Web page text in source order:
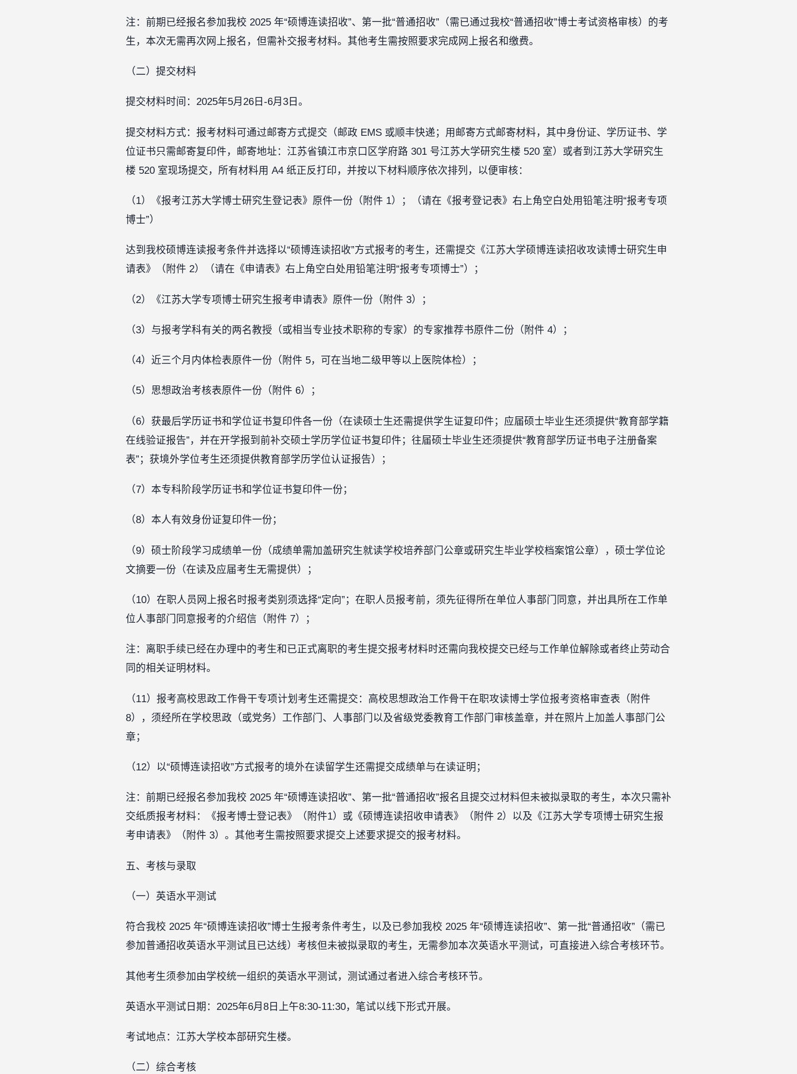
注：前期已经报名参加我校 2025 年“硕博连读招收”、第一批“普通招收”（需已通过我校“普通招收”博士考试资格审核）的考
生，本次无需再次网上报名，但需补交报考材料。其他考生需按照要求完成网上报名和缴费。
（二）提交材料
提交材料时间：2025年5月26日-6月3日。
提交材料方式：报考材料可通过邮寄方式提交（邮政 EMS 或顺丰快递；用邮寄方式邮寄材料，其中身份证、学历证书、学
位证书只需邮寄复印件，邮寄地址：江苏省镇江市京口区学府路 301 号江苏大学研究生楼 520 室）或者到江苏大学研究生
楼 520 室现场提交，所有材料用 A4 纸正反打印，并按以下材料顺序依次排列，以便审核：
（1）《报考江苏大学博士研究生登记表》原件一份（附件 1）；（请在《报考登记表》右上角空白处用铅笔注明“报考专项
博士”）
达到我校硕博连读报考条件并选择以“硕博连读招收”方式报考的考生，还需提交《江苏大学硕博连读招收攻读博士研究生申
请表》（附件 2）（请在《申请表》右上角空白处用铅笔注明“报考专项博士”）；
（2）《江苏大学专项博士研究生报考申请表》原件一份（附件 3）；
（3）与报考学科有关的两名教授（或相当专业技术职称的专家）的专家推荐书原件二份（附件 4）；
（4）近三个月内体检表原件一份（附件 5，可在当地二级甲等以上医院体检）；
（5）思想政治考核表原件一份（附件 6）；
（6）获最后学历证书和学位证书复印件各一份（在读硕士生还需提供学生证复印件；应届硕士毕业生还须提供“教育部学籍
在线验证报告”，并在开学报到前补交硕士学历学位证书复印件；往届硕士毕业生还须提供“教育部学历证书电子注册备案
表”；获境外学位考生还须提供教育部学历学位认证报告）；
（7）本专科阶段学历证书和学位证书复印件一份；
（8）本人有效身份证复印件一份；
（9）硕士阶段学习成绩单一份（成绩单需加盖研究生就读学校培养部门公章或研究生毕业学校档案馆公章），硕士学位论
文摘要一份（在读及应届考生无需提供）；
（10）在职人员网上报名时报考类别须选择“定向”；在职人员报考前，须先征得所在单位人事部门同意，并出具所在工作单
位人事部门同意报考的介绍信（附件 7）；
注：离职手续已经在办理中的考生和已正式离职的考生提交报考材料时还需向我校提交已经与工作单位解除或者终止劳动合
同的相关证明材料。
（11）报考高校思政工作骨干专项计划考生还需提交：高校思想政治工作骨干在职攻读博士学位报考资格审查表（附件
8），须经所在学校思政（或党务）工作部门、人事部门以及省级党委教育工作部门审核盖章，并在照片上加盖人事部门公
章；
（12）以“硕博连读招收”方式报考的境外在读留学生还需提交成绩单与在读证明；
注：前期已经报名参加我校 2025 年“硕博连读招收”、第一批“普通招收”报名且提交过材料但未被拟录取的考生，本次只需补
交纸质报考材料：《报考博士登记表》（附件1）或《硕博连读招收申请表》（附件 2）以及《江苏大学专项博士研究生报
考申请表》（附件 3）。其他考生需按照要求提交上述要求提交的报考材料。
五、考核与录取
（一）英语水平测试
符合我校 2025 年“硕博连读招收”博士生报考条件考生，以及已参加我校 2025 年“硕博连读招收”、第一批“普通招收”（需已
参加普通招收英语水平测试且已达线）考核但未被拟录取的考生，无需参加本次英语水平测试，可直接进入综合考核环节。
其他考生须参加由学校统一组织的英语水平测试，测试通过者进入综合考核环节。
英语水平测试日期：2025年6月8日上午8:30-11:30，笔试以线下形式开展。
考试地点：江苏大学校本部研究生楼。
（二）综合考核